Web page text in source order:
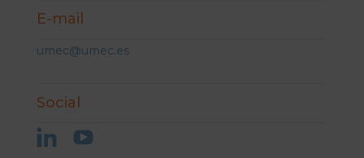
E-mail
umec@umec.es
Social